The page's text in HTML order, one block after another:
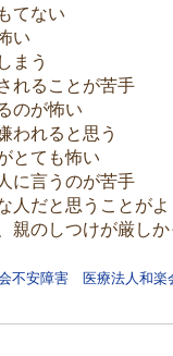
てない
い
まう
れることが苦手
のが怖い
われると思う
とても怖い
に言うのが苦手
人だと思うことがよ
親のしつけが厳しか
不安障害 医療法人和楽